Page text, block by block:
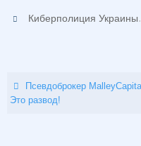
Киберполиция Украины.
Псевдоброкер
Это развод!